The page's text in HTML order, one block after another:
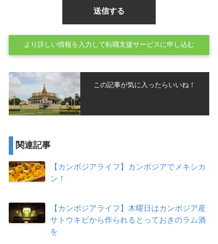
より詳しい情報を入力して転職支援サービスに申し込む
この記事が気に入ったらいいね！
関連記事
【カンボジアライフ】カンボジアでメキシカ
ン！
【カンボジアライフ】木曜日はカンボジア産
サトウキビから作られるとっておきのラム酒
を